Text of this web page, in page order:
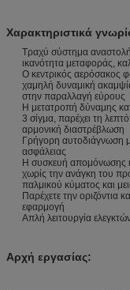
Χαρακτηριστικά
Τραχύ σύστημα
ικανότητα μεταφοράς,
Ο κεντρικός αερόσακος
χαμηλή δυναμική
στην παραλλαγή εύρους
Η μετατροπή δύναμης
3 σίγμα, παρέχει τη
αρμονική διαστρέβλωση
Γρήγορη αυτοδιάγνωση
ασφάλειας
Η συσκευή απομόνωσης
χωρίς την ανάγκη του
παλμικού κύματος και
Παρέχετε την οριζόντια
εφαρμογή
Απλή λειτουργία
Αρχή εργασίας: